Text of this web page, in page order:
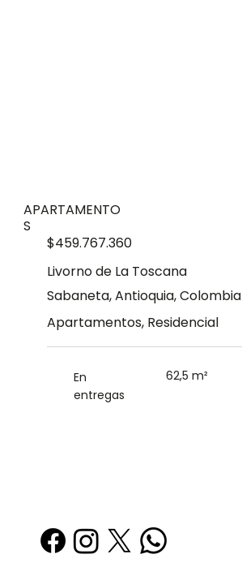
APARTAMENTO
S
$459.767.360
Livorno de La Toscana
Sabaneta, Antioquia, Colombia
Apartamentos, Residencial
En
entregas
62,5 m²